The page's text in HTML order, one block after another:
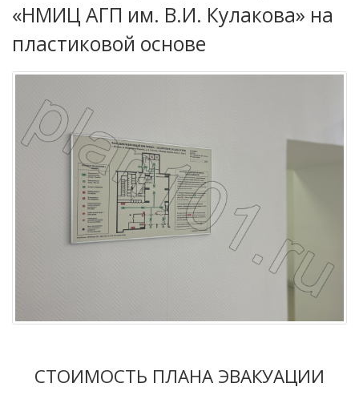
«НМИЦ АГП им. В.И. Кулакова» на
пластиковой основе
СТОИМОСТЬ ПЛАНА ЭВАКУАЦИИ